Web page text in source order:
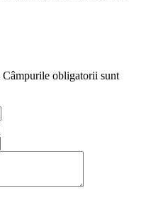
Câmpurile obligatorii sunt